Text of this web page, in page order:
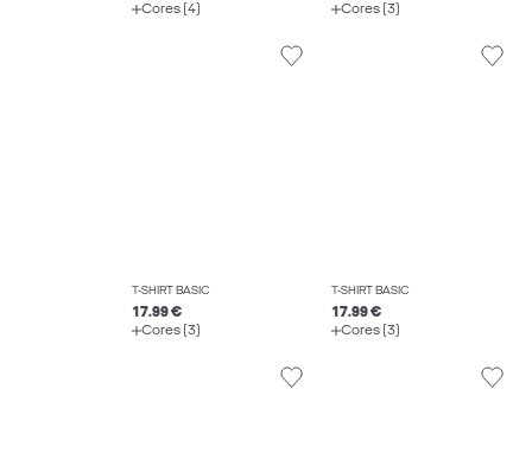
Cores (4)
Cores (3)
T-SHIRT BASIC
17.99 €
Cores (3)
T-SHIRT BASIC
17.99 €
Cores (3)